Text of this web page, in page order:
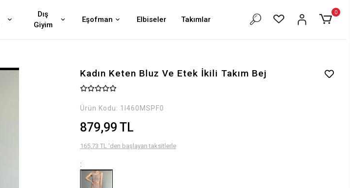
Dış
Giyim
Eşofman Elbiseler Takımlar
0
Kadın Keten Bluz Ve Etek İkili Takım Bej
Ürün Kodu: 1I460MSPF0
879,99 TL
165,73 TL 'den başlayan taksitlerle
: